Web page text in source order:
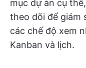
mục dự án cụ
theo dõi để giám
các chế độ xem
Kanban và lịch.